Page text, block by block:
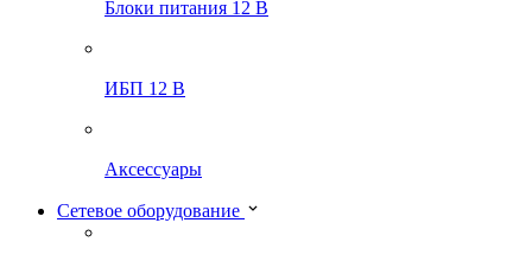
Блоки питания 12 В
ИБП 12 В
Аксессуары
Сетевое оборудование